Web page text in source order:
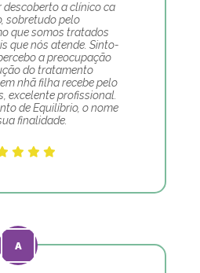
descoberto a clínico ca
sobretudo pelo
que somos tratados
que nós atende. Sinto-
a preocupação
do tratamento
nhã filha recebe pelo
excelente profissional.
de Equilíbrio, o nome
finalidade.